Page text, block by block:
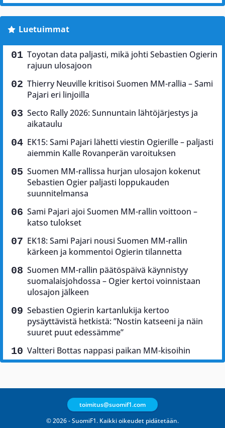
Luetuimmat
Toyotan data paljasti, mikä johti Sebastien Ogierin
rajuun ulosajoon
Thierry Neuville kritisoi Suomen MM-rallia – Sami
Pajari eri linjoilla
Secto Rally 2026: Sunnuntain lähtöjärjestys ja
aikataulu
EK15: Sami Pajari lähetti viestin Ogierille – paljasti
aiemmin Kalle Rovanperän varoituksen
Suomen MM-rallissa hurjan ulosajon kokenut
Sebastien Ogier paljasti loppukauden
suunnitelmansa
Sami Pajari ajoi Suomen MM-rallin voittoon –
katso tulokset
EK18: Sami Pajari nousi Suomen MM-rallin
kärkeen ja kommentoi Ogierin tilannetta
Suomen MM-rallin päätöspäivä käynnistyy
suomalaisjohdossa – Ogier kertoi voinnistaan
ulosajon jälkeen
Sebastien Ogierin kartanlukija kertoo
pysäyttävistä hetkistä: ”Nostin katseeni ja näin
suuret puut edessämme”
Valtteri Bottas nappasi paikan MM-kisoihin
© 2026 - SuomiF1. Kaikki oikeudet pidätetään.
toimitus@suomif1.com